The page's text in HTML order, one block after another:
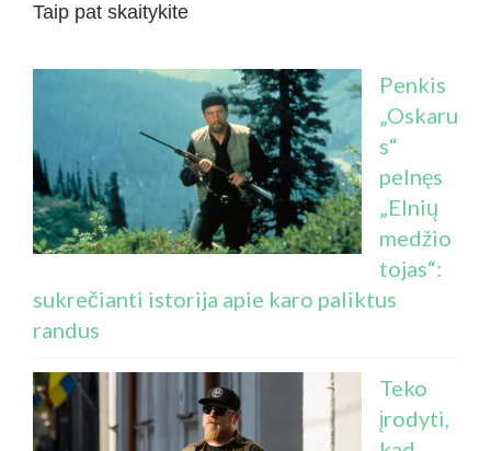
Taip pat skaitykite
Penkis
„Oskaru
s“
pelnęs
„Elnių
medžio
tojas“:
sukrečianti istorija apie karo paliktus
randus
Teko
įrodyti,